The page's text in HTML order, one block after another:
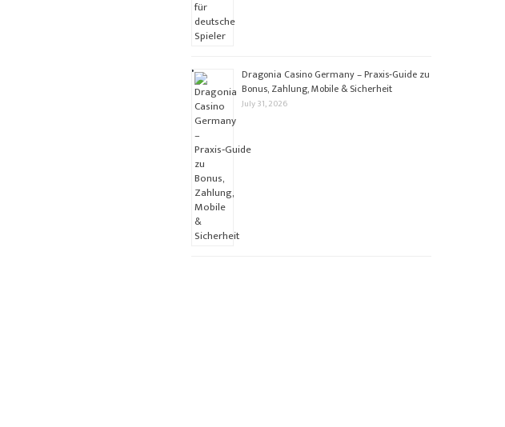
Dragonia Casino Germany – Praxis‑Guide zu
Bonus, Zahlung, Mobile & Sicherheit
July 31, 2026